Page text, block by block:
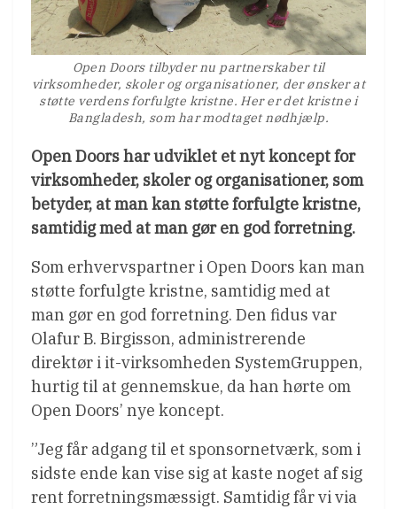
Open Doors tilbyder nu partnerskaber til
virksomheder, skoler og organisationer, der ønsker at
støtte verdens forfulgte kristne. Her er det kristne i
Bangladesh, som har modtaget nødhjælp.
Open Doors har udviklet et nyt koncept for
virksomheder, skoler og organisationer, som
betyder, at man kan støtte forfulgte kristne,
samtidig med at man gør en god forretning.
Som erhvervspartner i Open Doors kan man
støtte forfulgte kristne, samtidig med at
man gør en god forretning. Den fidus var
Olafur B. Birgisson, administrerende
direktør i it-virksomheden SystemGruppen,
hurtig til at gennemskue, da han hørte om
Open Doors’ nye koncept.
”Jeg får adgang til et sponsornetværk, som i
sidste ende kan vise sig at kaste noget af sig
rent forretningsmæssigt. Samtidig får vi via